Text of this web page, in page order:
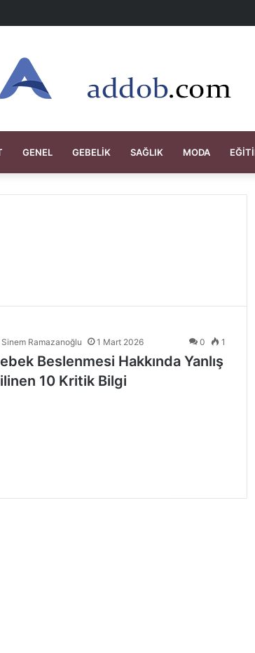
GENEL GEBELIK SAĞLIK MODA
Sinem Ramazanoğlu 1 Mart 2026 0 1
Beslenmesi Hakkında Yanlış
10 Kritik Bilgi